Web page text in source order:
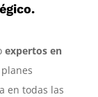
expertos en
en todas las